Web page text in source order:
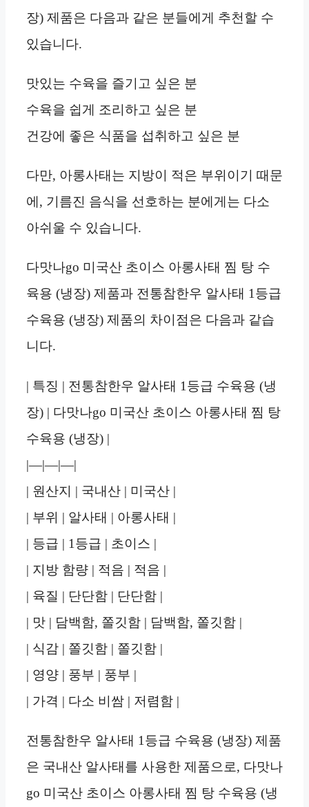
장) 제품은 다음과 같은 분들에게 추천할 수
있습니다.
맛있는 수육을 즐기고 싶은 분
수육을 쉽게 조리하고 싶은 분
건강에 좋은 식품을 섭취하고 싶은 분
다만, 아롱사태는 지방이 적은 부위이기 때문
에, 기름진 음식을 선호하는 분에게는 다소
아쉬울 수 있습니다.
다맛나go 미국산 초이스 아롱사태 찜 탕 수
육용 (냉장) 제품과 전통참한우 알사태 1등급
수육용 (냉장) 제품의 차이점은 다음과 같습
니다.
| 특징 | 전통참한우 알사태 1등급 수육용 (냉
장) | 다맛나go 미국산 초이스 아롱사태 찜 탕
수육용 (냉장) |
|—|—|—|
| 원산지 | 국내산 | 미국산 |
| 부위 | 알사태 | 아롱사태 |
| 등급 | 1등급 | 초이스 |
| 지방 함량 | 적음 | 적음 |
| 육질 | 단단함 | 단단함 |
| 맛 | 담백함, 쫄깃함 | 담백함, 쫄깃함 |
| 식감 | 쫄깃함 | 쫄깃함 |
| 영양 | 풍부 | 풍부 |
| 가격 | 다소 비쌈 | 저렴함 |
전통참한우 알사태 1등급 수육용 (냉장) 제품
은 국내산 알사태를 사용한 제품으로, 다맛나
go 미국산 초이스 아롱사태 찜 탕 수육용 (냉